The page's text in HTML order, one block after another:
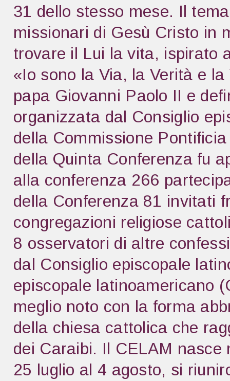
31 dello stesso mese. Il
missionari di Gesù Cristo in
trovare il Lui la vita, ispirato
«Io sono la Via, la Verità e
papa Giovanni Paolo II e
organizzata dal Consiglio
della Commissione
della Quinta Conferenza fu
alla conferenza 266
della Conferenza 81 invitati
congregazioni religiose
8 osservatori di altre
dal Consiglio episcopale
episcopale latinoamericano
meglio noto con la forma
della chiesa cattolica che
dei Caraibi. Il CELAM nasce
25 luglio al 4 agosto, si